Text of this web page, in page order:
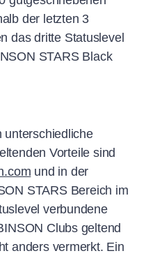
der letzten 3
das dritte Statuslevel
STARS Black
unterschiedliche
Vorteile sind
und in der
STARS Bereich im
verbundene
Clubs geltend
anders vermerkt. Ein